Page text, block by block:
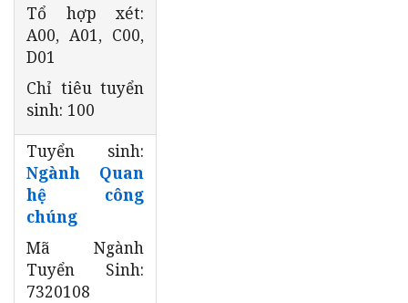
Tổ hợp xét:
A00, A01, C00,
D01
Chỉ tiêu tuyển
sinh: 100
Tuyển sinh:
Ngành Quan
hệ công
chúng
Mã Ngành
Tuyển Sinh:
7320108